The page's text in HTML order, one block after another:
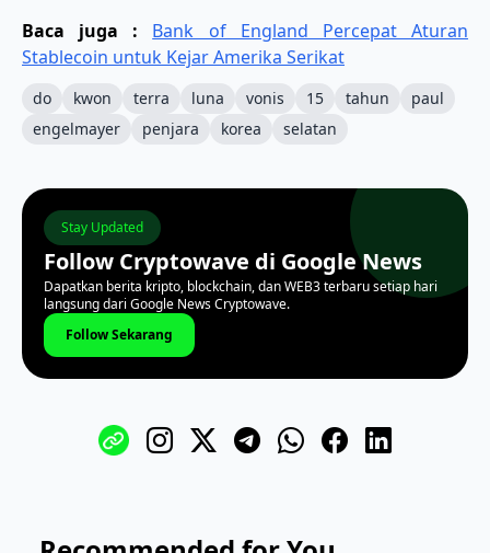
Baca juga : Bank of England Percepat Aturan
Stablecoin untuk Kejar Amerika Serikat
do kwon terra luna vonis 15 tahun
paul
engelmayer
penjara korea selatan
Stay Updated
Follow Cryptowave di Google News
Dapatkan berita kripto, blockchain, dan WEB3 terbaru setiap hari
langsung dari Google News Cryptowave.
Follow Sekarang